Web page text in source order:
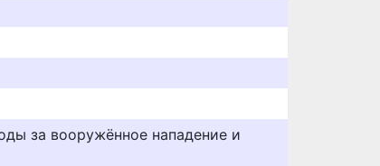
за вооружённое нападение и